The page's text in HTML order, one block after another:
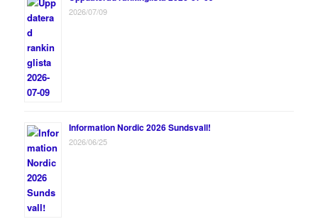
2026/07/09
Information Nordic 2026 Sundsvall!
2026/06/25